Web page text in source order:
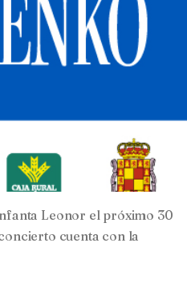
Leonor el próximo 30
cuenta con la